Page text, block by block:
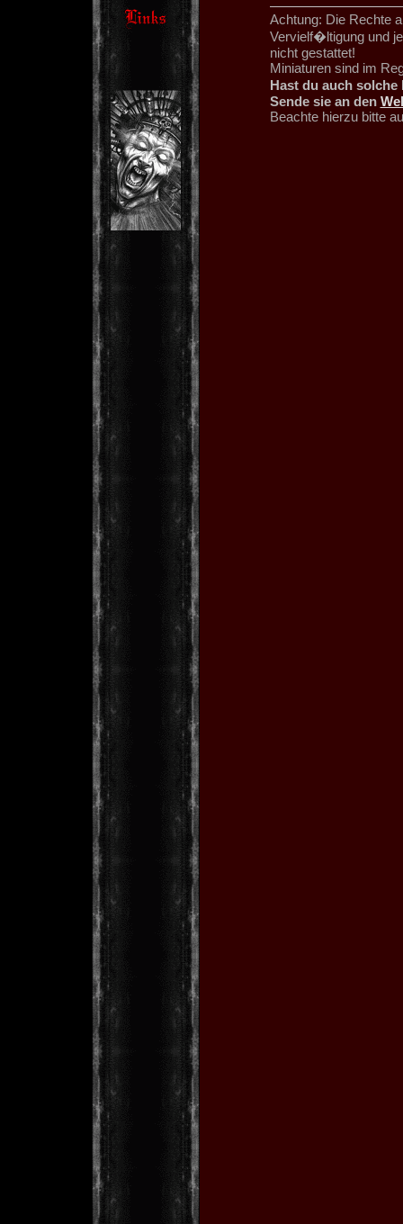
Achtung: Die Rechte
Vervielf�ltigung und
nicht gestattet!
Miniaturen sind im
Hast du auch
Sende sie an den
Beachte hierzu bitte